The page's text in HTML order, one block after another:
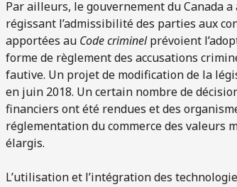
Par ailleurs, le gouvernement du Canada
régissant l’admissibilité des parties aux
apportées au Code criminelprévoient
forme de règlement des accusations
fautive. Un projet de modification de la
en juin 2018. Un certain nombre de
financiers ont été rendues et des
réglementation du commerce des valeurs
élargis.
L’utilisation et l’intégration des